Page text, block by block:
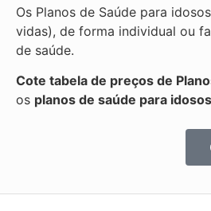
Os Planos de Saúde para
vidas), de forma individual ou
de saúde.
Cote tabela de preços de
os planos de saúde para